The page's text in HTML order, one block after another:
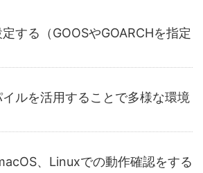
する（GOOSやGOARCHを指定
ルを活用することで多様な環境
、Linuxでの動作確認をする